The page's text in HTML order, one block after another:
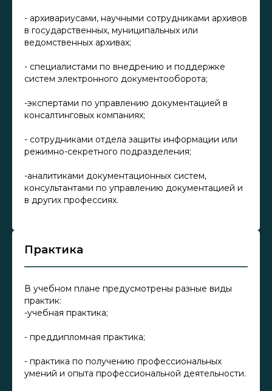
- архивариусами, научными сотрудниками архивов
в государственных, муниципальных или
ведомственных архивах;
- специалистами по внедрению и поддержке
систем электронного документооборота;
-экспертами по управлению документацией в
консалтинговых компаниях;
- сотрудниками отдела защиты информации или
режимно-секретного подразделения;
-аналитиками документационных систем,
консультантами по управлению документацией и
в других профессиях.
Практика
В учебном плане предусмотрены разные виды
практик:
-учебная практика;
- преддипломная практика;
- практика по получению профессиональных
умений и опыта профессиональной деятельности.